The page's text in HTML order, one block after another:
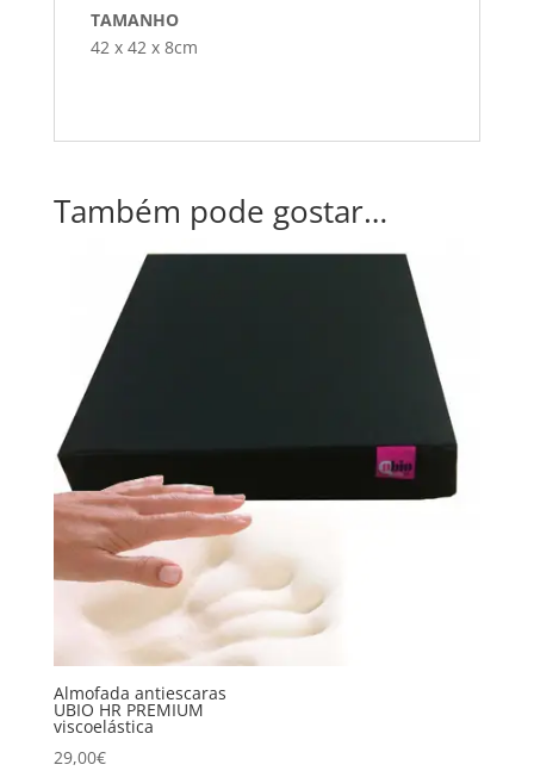
TAMANHO
42 x 42 x 8cm
Também pode gostar…
Almofada antiescaras
UBIO HR PREMIUM
viscoelástica
29,00€